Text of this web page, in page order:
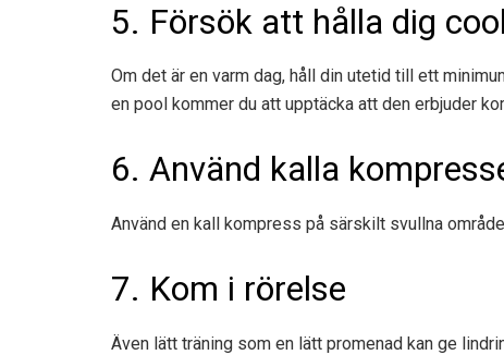
5. Försök att hålla dig cool
Om det är en varm dag, håll din utetid till ett
en pool kommer du att upptäcka att den erbjuder
6. Använd kalla
Använd en kall kompress på särskilt svullna
7. Kom i rörelse
Även lätt träning som en lätt promenad kan ge